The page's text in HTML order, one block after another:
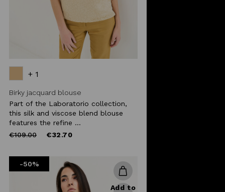
+ 1
Birky jacquard blouse
Part of the Laboratorio collection,
this silk and viscose blend blouse
features the refine ...
Price
€109.00to €32.70
-50%
Add to